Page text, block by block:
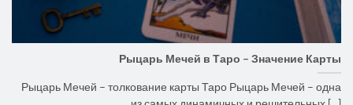
Рыцарь Мечей в Таро – Значение Карты
Рыцарь Мечей – толкование карты Таро Рыцарь Мечей – одна